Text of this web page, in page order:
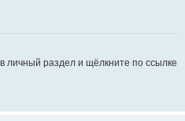
личный раздел и щёлкните по ссылке